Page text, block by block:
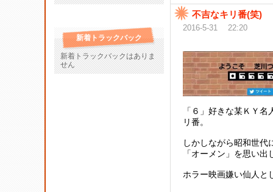
新着トラックバック
新着トラックバックはありま
せん
不吉なキリ番(笑)
2016-5-31 22:20
「６」好きな某ＫＹ
リ番。
しかしながら昭和世代
「オーメン」を思い
ホラー映画嫌い仙人と